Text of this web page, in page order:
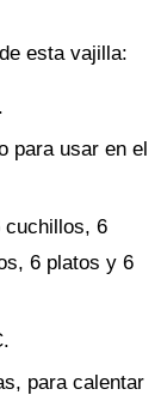
esta vajilla:
para usar en el
cuchillos, 6
6 platos y 6
para calentar